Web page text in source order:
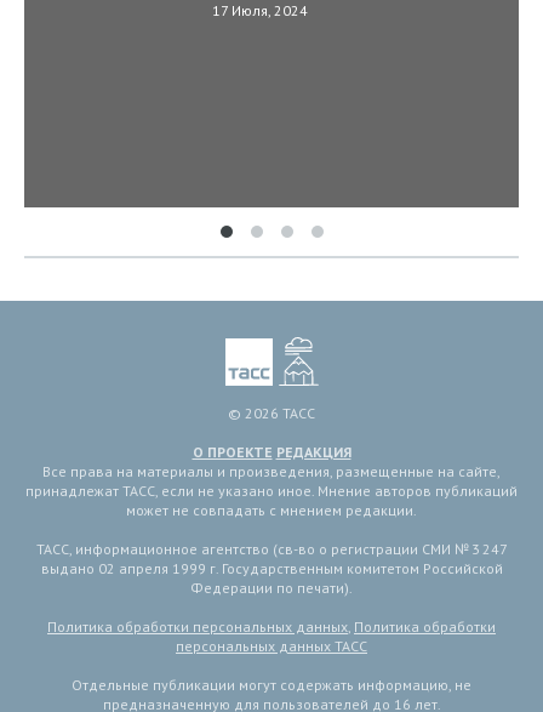
17 Июля, 2024
© 2026 ТАСС
О ПРОЕКТЕ РЕДАКЦИЯ
Все права на материалы и произведения, размещенные на сайте,
принадлежат ТАСС, если не указано иное. Мнение авторов публикаций
может не совпадать с мнением редакции.
ТАСС, информационное агентство (св-во о регистрации СМИ № 3 247
выдано 02 апреля 1999 г. Государственным комитетом Российской
Федерации по печати).
Политика обработки персональных данных, Политика обработки
персональных данных ТАСС
Отдельные публикации могут содержать информацию, не
предназначенную для пользователей до 16 лет.